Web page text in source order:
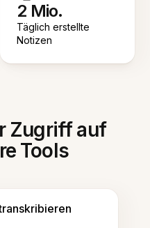
2 Mio.
Täglich erstellte
Notizen
Zugriff auf
Tools